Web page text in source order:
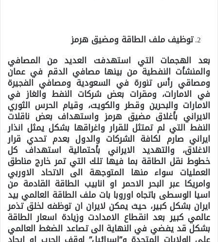
توظيف ملف الطاقة ومضيق هرمز
بعد الهجمات التي استهدفت العديد من المصافي
والمنشأت النفطية من بينها مصافي الدقم في عمان
ومصاقي رأس تنورة في السعودية ومصافي الفجيرة
في الامارات، ومقرات بعض شركات النفط والغاز في
الامارات والبحرين وقطر والكويت، وقيام الحرس الثوري
الايراني بأغلاق مضيق هرمز واستهداف بعض ناقلات
النفط التي لم تمتثل للقرار واغراقها بشكل يمثل انذار
ايراني صارم لكافة الشركات والدول بعدم تحدي قرار
الاغلاق، والتهديد الايراني بأحتمالية استهداف كل
خطوط نقل الطاقة بما فيها تلك التي تمر خارج مناطق
العمليات سواء منها المتوجهة الى الاتحاد الاوربي
وامريكا عبر البحر الاحمر او انابيب الطاقة القادمة من
اسيا الوسطى باتجاه اوروبا بات ملف الطاقة العالمي بيد
ايران بشكل كبير، حيث يمكن لايران ان توظفه لخلق تذمر
عالمي كبير بعد انقطاع الامدادت وزيادة اسعار الطاقة
بشكل قد يفضي في النهاية الى تصاعد الضغط العالمي